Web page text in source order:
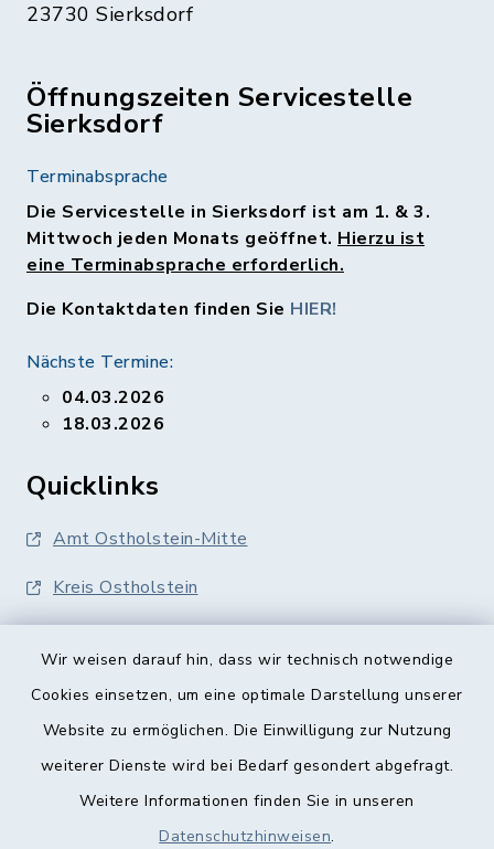
Wir weisen darauf hin, dass wir technisch notwendige
Cookies einsetzen, um eine optimale Darstellung unserer
Website zu ermöglichen. Die Einwilligung zur Nutzung
weiterer Dienste wird bei Bedarf gesondert abgefragt.
Weitere Informationen finden Sie in unseren
Datenschutzhinweisen.
23730 Sierksdorf
Öffnungszeiten Servicestelle
Sierksdorf
Terminabsprache
Die Servicestelle in Sierksdorf ist am 1. & 3.
Mittwoch jeden Monats geöffnet. Hierzu ist
eine Terminabsprache erforderlich.
Die Kontaktdaten finden Sie HIER!
Nächste Termine:
04.03.2026
18.03.2026
Quicklinks
Amt Ostholstein-Mitte
Kreis Ostholstein
Barrierefreiheit